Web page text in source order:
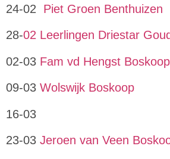
24-02 Piet Groen Benthuizen
28-02 Leerlingen Driestar
02-03 Fam vd Hengst Boskoop
09-03 Wolswijk Boskoop
16-03
23-03 Jeroen van Veen